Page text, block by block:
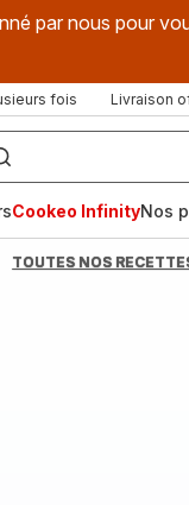
par nous pour
fois Livraison
Cookeo InfinityNos
TOUTES NOS